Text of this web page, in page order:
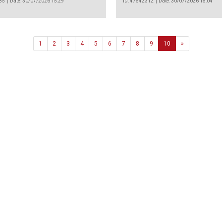
1 2 3 4 5 6 7 8 9 10 »Next